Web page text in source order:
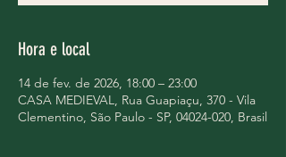
Hora e local
14 de fev. de 2026, 18:00 – 23:00
CASA MEDIEVAL, Rua Guapiaçu, 370 - Vila
Clementino, São Paulo - SP, 04024-020, Brasil